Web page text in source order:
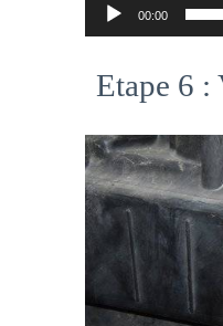
00:00
Etape 6